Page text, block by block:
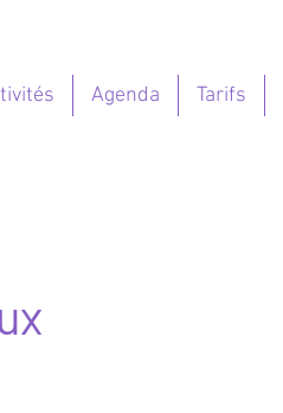
Agenda Tarifs